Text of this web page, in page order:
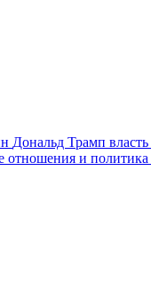
Дональд Трамп власть
отношения и политика